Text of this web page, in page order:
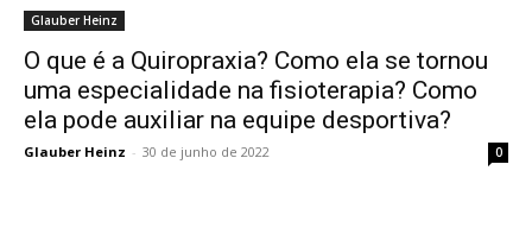
Glauber Heinz
O que é a Quiropraxia? Como ela se tornou
uma especialidade na fisioterapia? Como
ela pode auxiliar na equipe desportiva?
Glauber Heinz - 30 de junho de 2022 0